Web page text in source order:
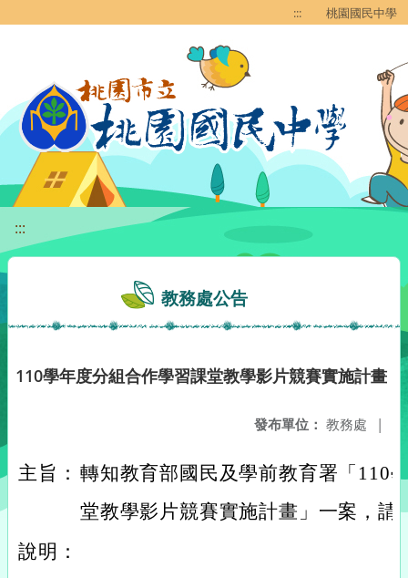
::: 桃園國民中學
:::
教務處公告
110學年度分組合作學習課堂教學影片競賽實施計畫
發布單位： 教務處 |
主旨： 轉知教育部國民及學前教育署「110
堂教學影片競賽實施計畫」一案，請
說明：